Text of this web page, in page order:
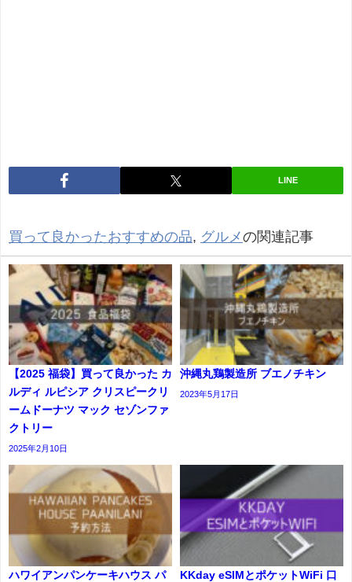
LINE
買って良かったおすすめの品, グルメの関連記事
【2025 福袋】買って良かった カ
ルディ ルピシア クリスピークリ
ームドーナツ マック セゾンファ
クトリー
2025年2月10日
沖縄丸鶏製造所 ブエノチキン
2023年5月17日
ハワイアンパンケーキハウス パ
KKday eSIMとポケットWiFi 口